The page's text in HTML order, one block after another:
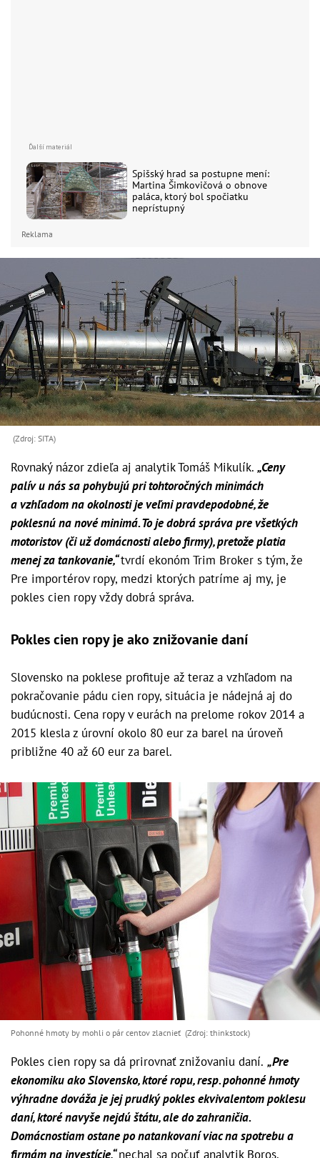
Spišský hrad sa postupne mení:
Martina Šimkovičová o obnove
paláca, ktorý bol spočiatku
neprístupný
Reklama
(Zdroj: SITA)
Rovnaký názor zdieľa aj analytik Tomáš Mikulík. „Ceny
palív u nás sa pohybujú pri tohtoročných minimách
a vzhľadom na okolnosti je veľmi pravdepodobné, že
poklesnú na nové minimá. To je dobrá správa pre všetkých
motoristov (či už domácnosti alebo firmy), pretože platia
menej za tankovanie,“tvrdí ekonóm Trim Broker s tým, že
Pre importérov ropy, medzi ktorých patríme aj my, je
pokles cien ropy vždy dobrá správa.
Pokles cien ropy je ako znižovanie daní
Slovensko na poklese profituje až teraz a vzhľadom na
pokračovanie pádu cien ropy, situácia je nádejná aj do
budúcnosti. Cena ropy v eurách na prelome rokov 2014 a
2015 klesla z úrovní okolo 80 eur za barel na úroveň
približne 40 až 60 eur za barel.
Pohonné hmoty by mohli o pár centov zlacnieť (Zdroj: thinkstock)
Pokles cien ropy sa dá prirovnať znižovaniu daní. „Pre
ekonomiku ako Slovensko, ktoré ropu, resp. pohonné hmoty
výhradne dováža je jej prudký pokles ekvivalentom poklesu
daní, ktoré navyše nejdú štátu, ale do zahraničia.
Domácnostiam ostane po natankovaní viac na spotrebu a
firmám na investície,“nechal sa počuť analytik Boros.